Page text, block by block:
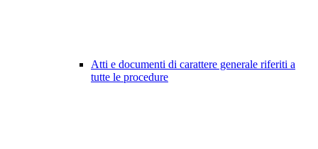
Atti e documenti di carattere generale riferiti a
tutte le procedure